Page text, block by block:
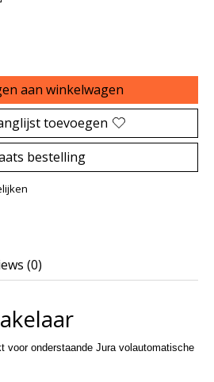
aan winkelwagen
toevoegen
bestelling
(0)
voor onderstaande Jura volautomatische